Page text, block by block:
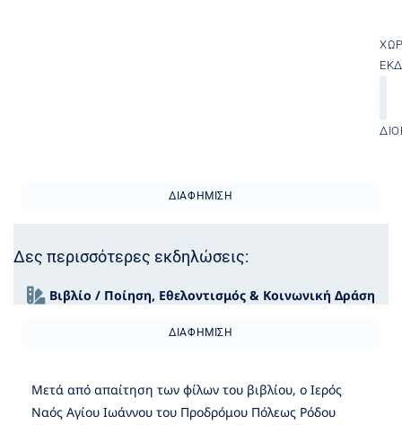
ΔΙΑΦΉΜΙΣΗ
Δες περισσότερες εκδηλώσεις:
Βιβλίο / Ποίηση, Εθελοντισμός & Κοινωνική Δράση
ΔΙΑΦΉΜΙΣΗ
Μετά από απαίτηση των φίλων του βιβλίου, ο Ιερός
Ναός Αγίου Ιωάννου του Προδρόμου Πόλεως Ρόδου